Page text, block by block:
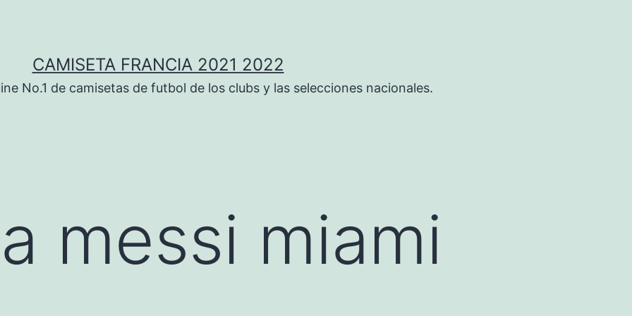
CAMISETA FRANCIA 2021 2022
No.1 de camisetas de futbol de los clubs y las selecciones nacionales.
messi miami